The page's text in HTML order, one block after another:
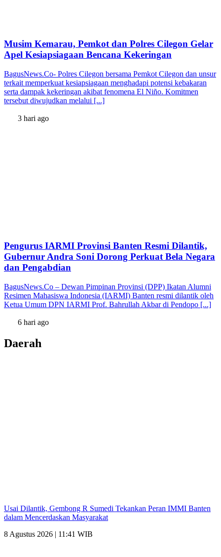
Musim Kemarau, Pemkot dan Polres Cilegon Gelar
Apel Kesiapsiagaan Bencana Kekeringan
BagusNews.Co- Polres Cilegon bersama Pemkot Cilegon dan unsur
terkait memperkuat kesiapsiagaan menghadapi potensi kebakaran
serta dampak kekeringan akibat fenomena El Niño. Komitmen
tersebut diwujudkan melalui [...]
3 hari ago
Pengurus IARMI Provinsi Banten Resmi Dilantik,
Gubernur Andra Soni Dorong Perkuat Bela Negara
dan Pengabdian
BagusNews.Co – Dewan Pimpinan Provinsi (DPP) Ikatan Alumni
Resimen Mahasiswa Indonesia (IARMI) Banten resmi dilantik oleh
Ketua Umum DPN IARMI Prof. Bahrullah Akbar di Pendopo [...]
6 hari ago
Daerah
Usai Dilantik, Gembong R Sumedi Tekankan Peran IMMI Banten
dalam Mencerdaskan Masyarakat
8 Agustus 2026 | 11:41 WIB